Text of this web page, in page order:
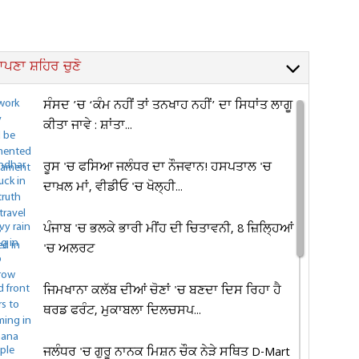
ਸ਼ਹਿਰ ਚੁਣੋ
ਸੰਸਦ ’ਚ ‘ਕੰਮ ਨਹੀਂ ਤਾਂ ਤਨਖਾਹ ਨਹੀਂ’ ਦਾ ਸਿਧਾਂਤ ਲਾਗੂ
ਕੀਤਾ ਜਾਵੇ : ਸ਼ਾਂਤਾ...
ਰੂਸ 'ਚ ਫਸਿਆ ਜਲੰਧਰ ਦਾ ਨੌਜਵਾਨ! ਹਸਪਤਾਲ 'ਚ
ਦਾਖ਼ਲ ਮਾਂ, ਵੀਡੀਓ 'ਚ ਖੋਲ੍ਹੀ...
ਪੰਜਾਬ 'ਚ ਭਲਕੇ ਭਾਰੀ ਮੀਂਹ ਦੀ ਚਿਤਾਵਨੀ, 8 ਜ਼ਿਲ੍ਹਿਆਂ
'ਚ ਅਲਰਟ
ਜਿਮਖਾਨਾ ਕਲੱਬ ਦੀਆਂ ਚੋਣਾਂ 'ਚ ਬਣਦਾ ਦਿਸ ਰਿਹਾ ਹੈ
ਥਰਡ ਫਰੰਟ, ਮੁਕਾਬਲਾ ਦਿਲਚਸਪ...
ਜਲੰਧਰ 'ਚ ਗੁਰੂ ਨਾਨਕ ਮਿਸ਼ਨ ਚੌਕ ਨੇੜੇ ਸਥਿਤ D-Mart